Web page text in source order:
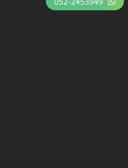
moshe1363@gmail.com